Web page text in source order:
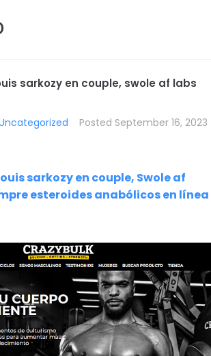
sarkozy en couple, swole af labs
Posted September 16, 2023
sarkozy en couple, Swole af
esteroides anabólicos en línea